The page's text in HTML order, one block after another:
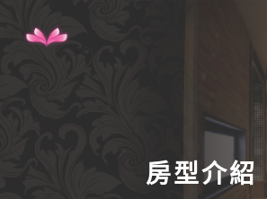
房型介紹